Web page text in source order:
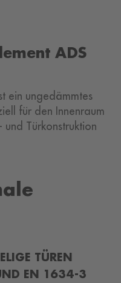
ADS
ein ungedämmtes
für den Innenraum
Türkonstruktion
TÜREN
EN 1634-3